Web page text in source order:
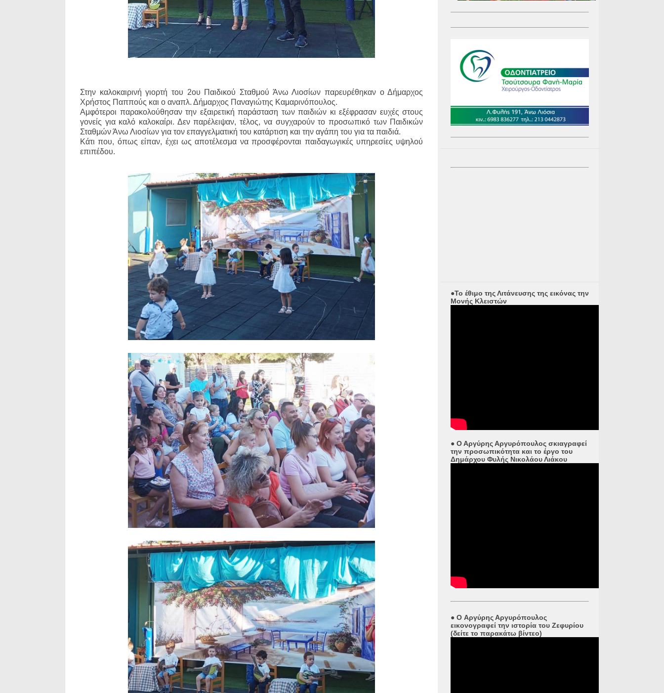
Στην καλοκαιρινή γιορτή του 2ου Παιδικού Σταθμού Άνω Λιοσίων παρευρέθηκαν ο Δήμαρχος
Χρήστος Παππούς και ο αναπλ. Δήμαρχος Παναγιώτης Καμαρινόπουλος.
Αμφότεροι παρακολούθησαν την εξαιρετική παράσταση των παιδιών κι εξέφρασαν ευχές στους
γονείς για καλό καλοκαίρι. Δεν παρέλειψαν, τέλος, να συγχαρούν το προσωπικό των Παιδικών
Σταθμών Άνω Λιοσίων για τον επαγγελματική του κατάρτιση και την αγάπη του για τα παιδιά.
Κάτι που, όπως είπαν, έχει ως αποτέλεσμα να προσφέρονται παιδαγωγικές υπηρεσίες υψηλού
επιπέδου.
●Το έθιμο της Λιτάνευσης της εικόνας την
Μονής Κλειστών
● Ο Αργύρης Αργυρόπουλος σκιαγραφεί
την προσωπικότητα και το έργο του
Δημάρχου Φυλής Νικολάου Λιάκου
● O Αργύρης Αργυρόπουλος
εικονογραφεί την ιστορία του Ζεφυρίου
(δείτε το παρακάτω βίντεο)